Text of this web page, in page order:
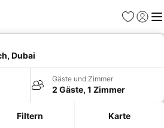
Favoriten
Dubai
Gäste und Zimmer
2 Gäste, 1 Zimmer
Filtern Karte